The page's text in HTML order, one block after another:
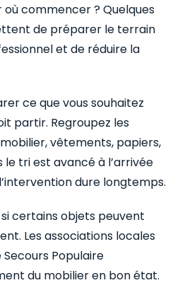
où commencer ? Quelques
de préparer le terrain
et de réduire la
ce que vous souhaitez
partir. Regroupez les
vêtements, papiers,
tri est avancé à l’arrivée
dure longtemps.
certains objets peuvent
Les associations locales
Populaire
du mobilier en bon état.